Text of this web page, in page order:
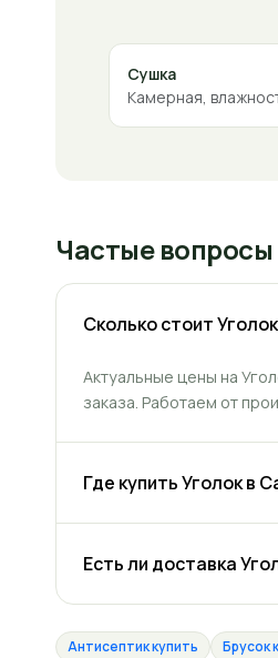
Сушка
Камерная,
Частые вопросы
Сколько стоит
Актуальные цены на
заказа. Работаем от
Где купить Уголок в
Есть ли доставка
Антисептик купить Брусок